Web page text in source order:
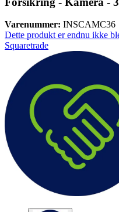
Varenummer: INSCAMC36
Dette produkt er endnu ikke
Squaretrade